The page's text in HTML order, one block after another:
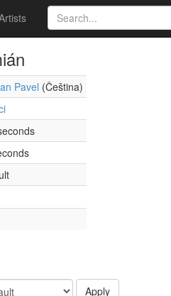
Pavel (Čeština)
Apply